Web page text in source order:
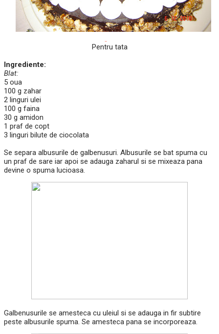
Pentru tata
Ingrediente:
Blat:
5 oua
100 g zahar
2 linguri ulei
100 g faina
30 g amidon
1 praf de copt
3 linguri bilute de ciocolata
Se separa albusurile de galbenusuri. Albusurile se bat spuma cu
un praf de sare iar apoi se adauga zaharul si se mixeaza pana
devine o spuma lucioasa.
Galbenusurile se amesteca cu uleiul si se adauga in fir subtire
peste albusurile spuma. Se amesteca pana se incorporeaza.